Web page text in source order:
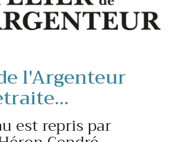
l'Argenteur
est repris par